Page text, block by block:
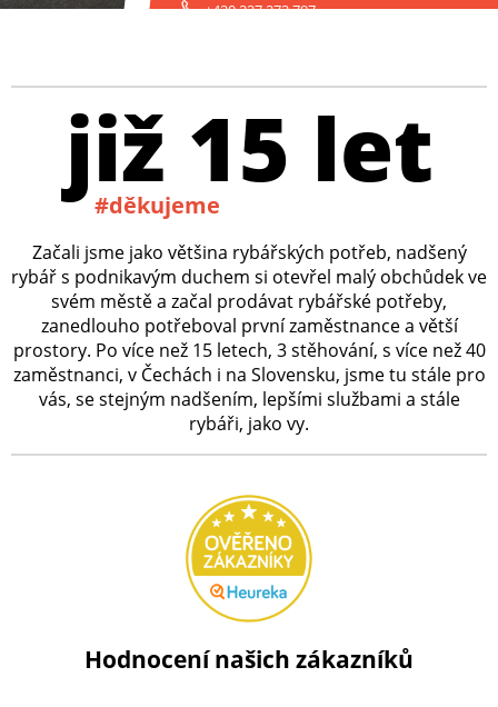
+420 227 272 797
již 15 let
#děkujeme
Začali jsme jako většina rybářských potřeb, nadšený
rybář s podnikavým duchem si otevřel malý obchůdek ve
svém městě a začal prodávat rybářské potřeby,
zanedlouho potřeboval první zaměstnance a větší
prostory. Po více než 15 letech, 3 stěhování, s více než 40
zaměstnanci, v Čechách i na Slovensku, jsme tu stále pro
vás, se stejným nadšením, lepšími službami a stále
rybáři, jako vy.
Hodnocení našich zákazníků